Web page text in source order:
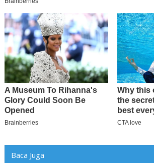
Baca Juga